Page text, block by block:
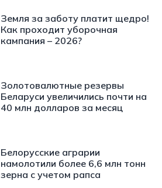
Земля за заботу платит щедро!
Как проходит уборочная
кампания – 2026?
Золотовалютные резервы
Беларуси увеличились почти на
40 млн долларов за месяц
Белорусские аграрии
намолотили более 6,6 млн тонн
зерна с учетом рапса